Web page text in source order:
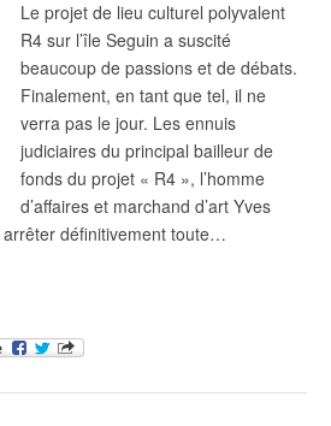
Le projet de lieu culturel polyvalent
R4 sur l’île Seguin a suscité
beaucoup de passions et de débats.
Finalement, en tant que tel, il ne
verra pas le jour. Les ennuis
judiciaires du principal bailleur de
fonds du projet « R4 », l’homme
d’affaires et marchand d’art Yves
arrêter définitivement toute…